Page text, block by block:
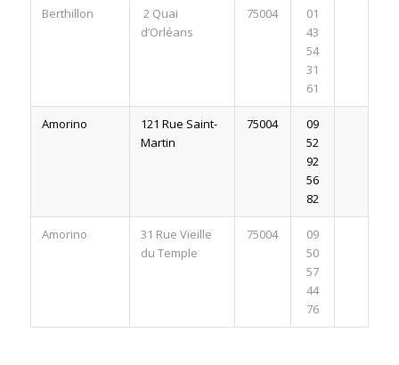
Berthillon
2 Quai
d’Orléans
75004
01
43
54
31
61
Amorino
121 Rue Saint-
Martin
75004
09
52
92
56
82
Amorino
31 Rue Vieille
du Temple
75004
09
50
57
44
76